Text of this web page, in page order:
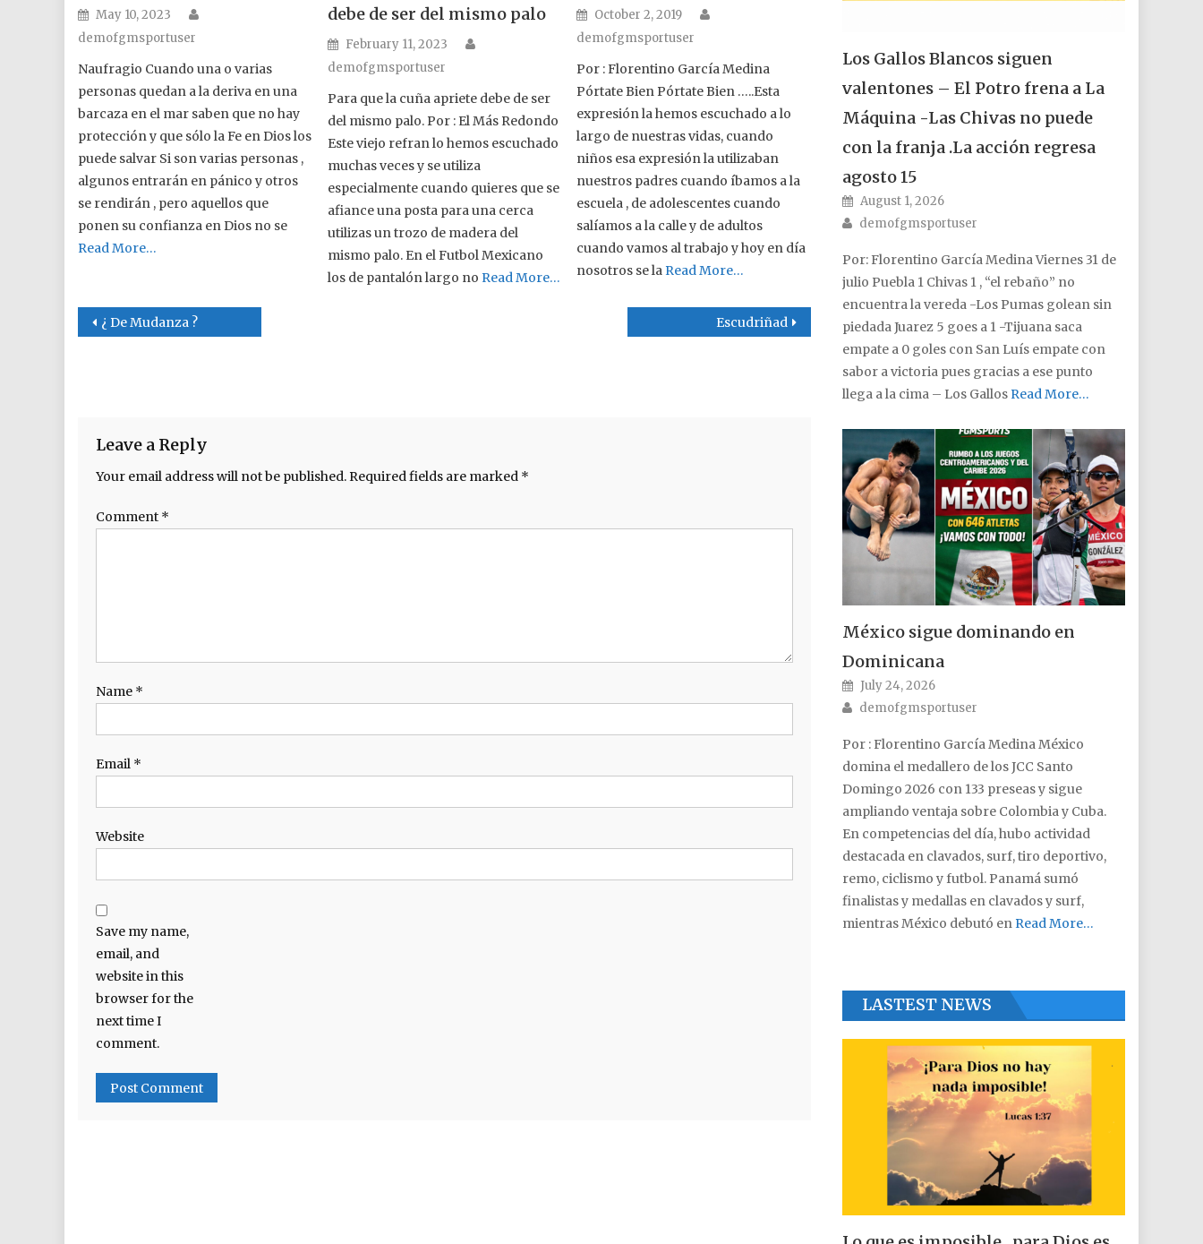
Posted on
May 10, 2023
demofgmsportuser
Naufragio Cuando una o varias
personas quedan a la deriva en una
barcaza en el mar saben que no hay
protección y que sólo la Fe en Dios los
puede salvar Si son varias personas ,
algunos entrarán en pánico y otros
se rendirán , pero aquellos que
ponen su confianza en Dios no se
Read More…
debe de ser del mismo palo
Posted on
February 11, 2023
demofgmsportuser
Para que la cuña apriete debe de ser
del mismo palo. Por : El Más Redondo
Este viejo refran lo hemos escuchado
muchas veces y se utiliza
especialmente cuando quieres que se
afiance una posta para una cerca
utilizas un trozo de madera del
mismo palo. En el Futbol Mexicano
los de pantalón largo no Read More…
Posted on
October 2, 2019
demofgmsportuser
Por : Florentino García Medina
Pórtate Bien Pórtate Bien …..Esta
expresión la hemos escuchado a lo
largo de nuestras vidas, cuando
niños esa expresión la utilizaban
nuestros padres cuando íbamos a la
escuela , de adolescentes cuando
salíamos a la calle y de adultos
cuando vamos al trabajo y hoy en día
nosotros se la Read More…
Post navigation
¿ De Mudanza ? Escudriñad
Leave a Reply
Your email address will not be published. Required fields are marked *
Comment *
Name *
Email *
Website
Save my name,
email, and
website in this
browser for the
next time I
comment.
Los Gallos Blancos siguen
valentones – El Potro frena a La
Máquina -Las Chivas no puede
con la franja .La acción regresa
agosto 15
Posted on
August 1, 2026
Author
demofgmsportuser
Por: Florentino García Medina Viernes 31 de
julio Puebla 1 Chivas 1 , “el rebaño” no
encuentra la vereda -Los Pumas golean sin
piedada Juarez 5 goes a 1 -Tijuana saca
empate a 0 goles con San Luís empate con
sabor a victoria pues gracias a ese punto
llega a la cima – Los Gallos Read More…
México sigue dominando en
Dominicana
Posted on
July 24, 2026
Author
demofgmsportuser
Por : Florentino García Medina México
domina el medallero de los JCC Santo
Domingo 2026 con 133 preseas y sigue
ampliando ventaja sobre Colombia y Cuba.
En competencias del día, hubo actividad
destacada en clavados, surf, tiro deportivo,
remo, ciclismo y futbol. Panamá sumó
finalistas y medallas en clavados y surf,
mientras México debutó en Read More…
LASTEST NEWS